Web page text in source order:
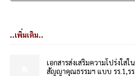
..เพิ่มเติม..
เอกสารส่งเสริมความโปร่งใส
สัญญาคุณธรรมฯ แบบ รร.1,รร